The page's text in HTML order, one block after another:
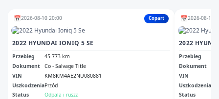
📅2026-08-10 20:00 Copart
2022 HYUNDAI IONIQ 5 SE
Przebieg
45 773 km
Dokument
Co - Salvage Title
VIN
KM8KM4AE2NU080881
UszkodzeniaPrzód
Status
Odpala i rusza
📅2026-08-10
2022
Przebieg
Dokument
VIN
Uszkodzenia
Status